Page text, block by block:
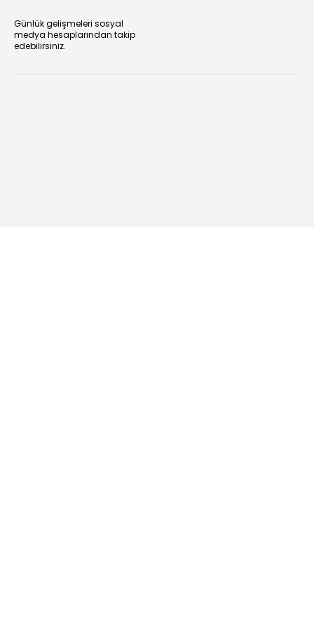
Günlük gelişmeleri sosyal
medya hesaplarından takip
edebilirsiniz.